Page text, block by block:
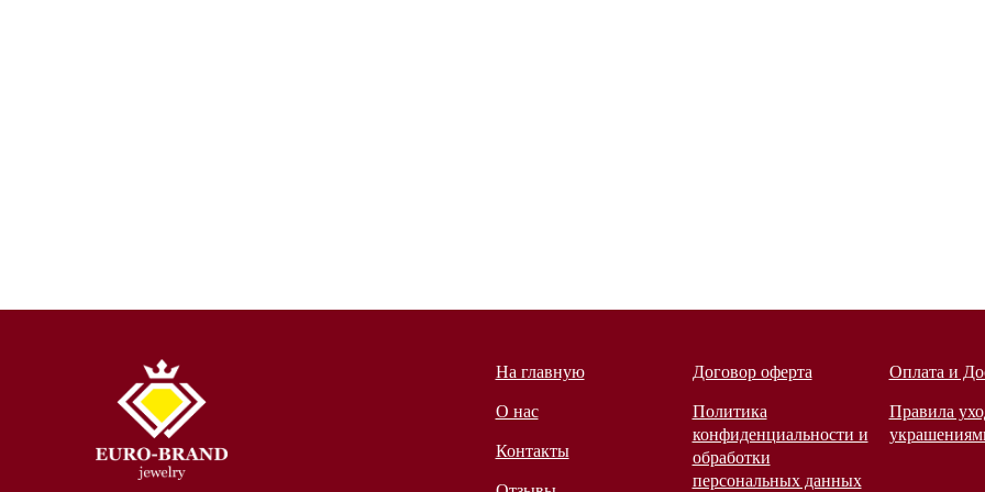
На главную
О нас
Контакты
Договор оферта
Политика
конфиденциальности и
обработки
персональных данных
Оплата и
Правила